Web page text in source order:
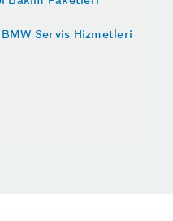
Servis Hizmetleri